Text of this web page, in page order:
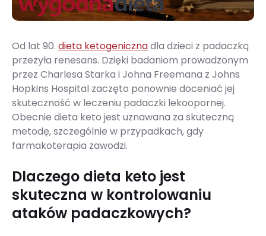
Od lat 90. dieta ketogenicznadla dzieci z padaczką
przeżyła renesans. Dzięki badaniom prowadzonym
przez Charlesa Starka i Johna Freemana z Johns
Hopkins Hospital zaczęto ponownie doceniać jej
skuteczność w leczeniu padaczki lekoopornej.
Obecnie dieta keto jest uznawana za skuteczną
metodę, szczególnie w przypadkach, gdy
farmakoterapia zawodzi.
Dlaczego dieta keto jest
skuteczna w kontrolowaniu
ataków padaczkowych?